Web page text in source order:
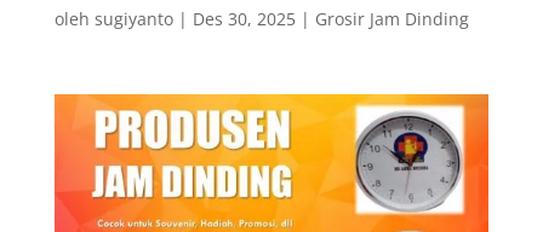
oleh sugiyanto| Des 30, 2025| Grosir Jam Dinding